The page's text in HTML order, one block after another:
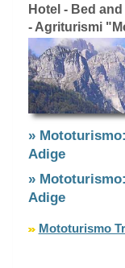
Hotel - Bed
- Agriturismi
»
Adige
»
Adige
Mototurismo